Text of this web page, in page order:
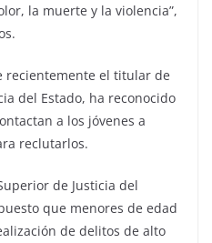
la muerte y la violencia”,
recientemente el titular de
del Estado, ha reconocido
a los jóvenes a
reclutarlos.
de Justicia del
que menores de edad
de delitos de alto